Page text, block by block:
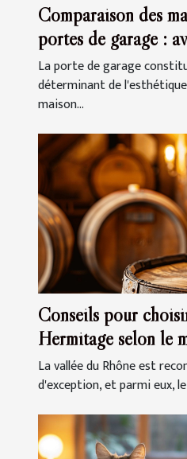
Comparaison des
portes de garage :
inconvénients
La porte de garage
déterminant de
maison...
Conseils pour
Hermitage selon le
La vallée du Rhône est
d'exception, et parmi eux,